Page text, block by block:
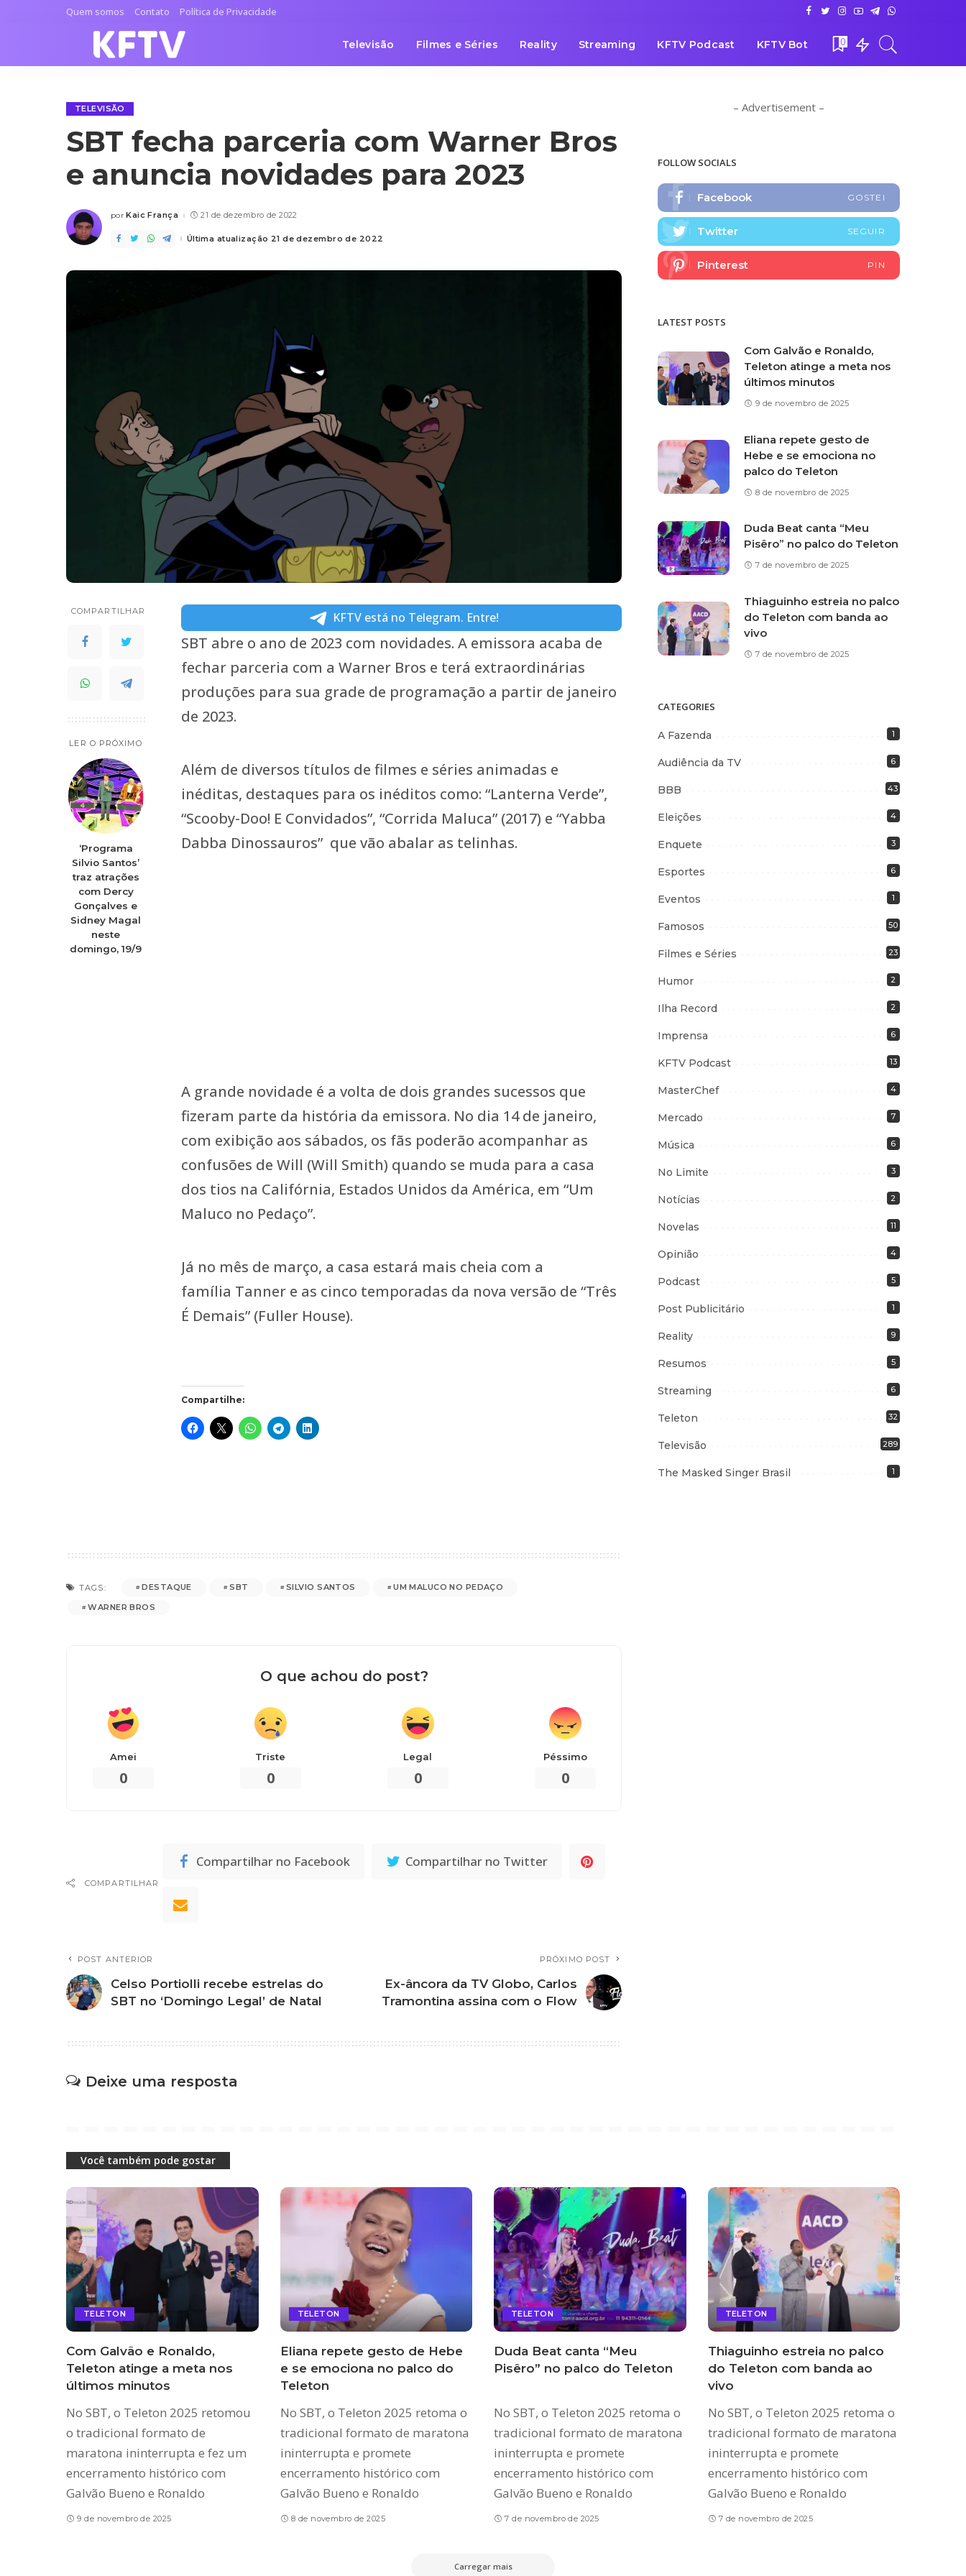
Quem somos Contato Política de Privacidade
Televisão Filmes e Séries Reality Streaming KFTV Podcast KFTV Bot 0
TELEVISÃO
SBT fecha parceria com Warner Bros
e anuncia novidades para 2023
Posted
por Kaic França 21 de dezembro de 2022
Última atualização 21 de dezembro de 2022
COMPARTILHAR
LER O PRÓXIMO
‘Programa
Silvio Santos’
traz atrações
com Dercy
Gonçalves e
Sidney Magal
neste
domingo, 19/9
KFTV está no Telegram. Entre!
SBT abre o ano de 2023 com novidades. A emissora acaba de
fechar parceria com a Warner Bros e terá extraordinárias
produções para sua grade de programação a partir de janeiro
de 2023.
Além de diversos títulos de filmes e séries animadas e
inéditas, destaques para os inéditos como: “Lanterna Verde”,
“Scooby-Doo! E Convidados”, “Corrida Maluca” (2017) e “Yabba
Dabba Dinossauros” que vão abalar as telinhas.
A grande novidade é a volta de dois grandes sucessos que
fizeram parte da história da emissora. No dia 14 de janeiro,
com exibição aos sábados, os fãs poderão acompanhar as
confusões de Will (Will Smith) quando se muda para a casa
dos tios na Califórnia, Estados Unidos da América, em “Um
Maluco no Pedaço”.
Já no mês de março, a casa estará mais cheia com a
família Tanner e as cinco temporadas da nova versão de “Três
É Demais” (Fuller House).
Compartilhe:
TAGS: DESTAQUE SBT SILVIO SANTOS
UM MALUCO NO PEDAÇO
WARNER BROS
O que achou do post?
Amei
0
Triste
0
Legal
0
Péssimo
0
COMPARTILHAR
Compartilhar no Facebook Compartilhar no Twitter
POST ANTERIOR
Celso Portiolli recebe estrelas do
SBT no ‘Domingo Legal’ de Natal
PRÓXIMO POST
Ex-âncora da TV Globo, Carlos
Tramontina assina com o Flow
Deixe uma resposta
– Advertisement –
FOLLOW SOCIALS
Facebook GOSTEI
Twitter SEGUIR
Pinterest PIN
LATEST POSTS
Com Galvão e Ronaldo,
Teleton atinge a meta nos
últimos minutos
9 de novembro de 2025
Eliana repete gesto de
Hebe e se emociona no
palco do Teleton
8 de novembro de 2025
Duda Beat canta “Meu
Pisêro” no palco do Teleton
7 de novembro de 2025
Thiaguinho estreia no palco
do Teleton com banda ao
vivo
7 de novembro de 2025
CATEGORIES
A Fazenda 1
Audiência da TV 6
BBB 43
Eleições 4
Enquete 3
Esportes 6
Eventos 1
Famosos 50
Filmes e Séries 23
Humor 2
Ilha Record 2
Imprensa 6
KFTV Podcast 13
MasterChef 4
Mercado 7
Música 6
No Limite 3
Notícias 2
Novelas 11
Opinião 4
Podcast 5
Post Publicitário 1
Reality 9
Resumos 5
Streaming 6
Teleton 32
Televisão 289
The Masked Singer Brasil 1
Você também pode gostar
TELETON
Com Galvão e Ronaldo,
Teleton atinge a meta nos
últimos minutos
No SBT, o Teleton 2025 retomou
o tradicional formato de
maratona ininterrupta e fez um
encerramento histórico com
Galvão Bueno e Ronaldo
9 de novembro de 2025
TELETON
Eliana repete gesto de Hebe
e se emociona no palco do
Teleton
No SBT, o Teleton 2025 retoma o
tradicional formato de maratona
ininterrupta e promete
encerramento histórico com
Galvão Bueno e Ronaldo
8 de novembro de 2025
TELETON
Duda Beat canta “Meu
Pisêro” no palco do Teleton
No SBT, o Teleton 2025 retoma o
tradicional formato de maratona
ininterrupta e promete
encerramento histórico com
Galvão Bueno e Ronaldo
7 de novembro de 2025
TELETON
Thiaguinho estreia no palco
do Teleton com banda ao
vivo
No SBT, o Teleton 2025 retoma o
tradicional formato de maratona
ininterrupta e promete
encerramento histórico com
Galvão Bueno e Ronaldo
7 de novembro de 2025
Carregar mais